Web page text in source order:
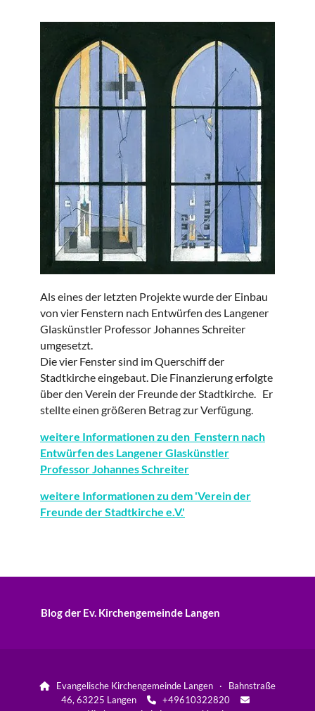
Als eines der letzten Projekte wurde der Einbau
von vier Fenstern nach Entwürfen des Langener
Glaskünstler Professor Johannes Schreiter
umgesetzt.
Die vier Fenster sind im Querschiff der
Stadtkirche eingebaut. Die Finanzierung erfolgte
über den Verein der Freunde der Stadtkirche. Er
stellte einen größeren Betrag zur Verfügung.
weitere Informationen zu den Fenstern nach
Entwürfen des Langener Glaskünstler
Professor Johannes Schreiter
weitere Informationen zu dem 'Verein der
Freunde der Stadtkirche e.V.'
Blog der Ev. Kirchengemeinde Langen

Evangelische Kirchengemeinde Langen · Bahnstraße
46, 63225 Langen
 +49610322820 